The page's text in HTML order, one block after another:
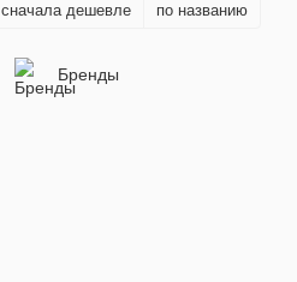
сначала дешевле по названию
Бренды